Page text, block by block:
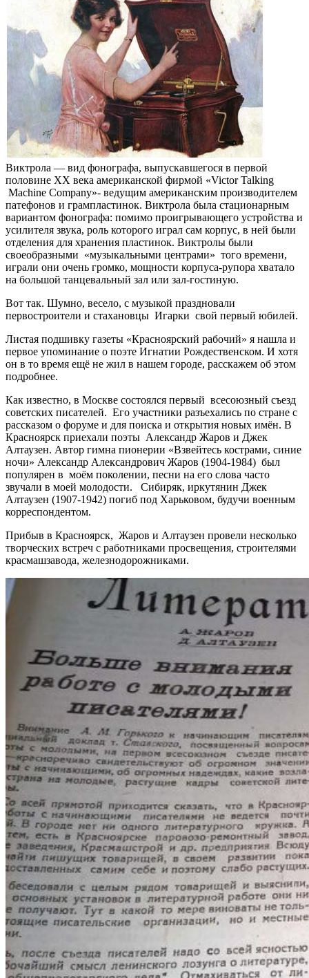
Виктрола — вид фонографа, выпускавшегося в первой
половине XX века американской фирмой «Victor Talking
Machine Company»- ведущим американским производителем
патефонов и грампластинок. Виктрола была стационарным
вариантом фонографа: помимо проигрывающего устройства и
усилителя звука, роль которого играл сам корпус, в ней были
отделения для хранения пластинок. Виктролы были
своеобразными «музыкальными центрами» того времени,
играли они очень громко, мощности корпуса-рупора хватало
на большой танцевальный зал или зал-гостиную.
Вот так. Шумно, весело, с музыкой праздновали
первостроители и стахановцы Игарки свой первый юбилей.
Листая подшивку газеты «Красноярский рабочий» я нашла и
первое упоминание о поэте Игнатии Рождественском. И хотя
он в то время ещё не жил в нашем городе, расскажем об этом
подробнее.
Как известно, в Москве состоялся первый всесоюзный съезд
советских писателей. Его участники разъехались по стране с
рассказом о форуме и для поиска и открытия новых имён. В
Красноярск приехали поэты Александр Жаров и Джек
Алтаузен. Автор гимна пионерии «Взвейтесь кострами, синие
ночи» Александр Александрович Жаров (1904-1984) был
популярен в моём поколении, песни на его слова часто
звучали в моей молодости. Сибиряк, иркутянин Джек
Алтаузен (1907-1942) погиб под Харьковом, будучи военным
корреспондентом.
Прибыв в Красноярск, Жаров и Алтаузен провели несколько
творческих встреч с работниками просвещения, строителями
красмашзавода, железнодорожниками.